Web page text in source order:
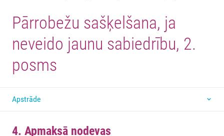
Pārrobežu sašķelšana, ja
neveido jaunu sabiedrību, 2.
posms
Apstrāde
4. Apmaksā nodevas